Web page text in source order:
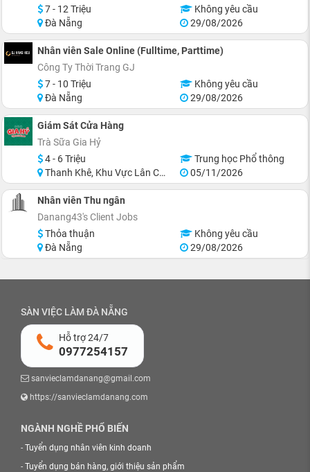
7 - 12 Triệu
Không yêu cầu
Đà Nẵng
29/08/2026
Nhân viên Sale Online (Fulltime, Parttime)
Công Ty Thời Trang GJ
7 - 10 Triệu
Không yêu cầu
Đà Nẵng
29/08/2026
Giám Sát Cửa Hàng
Trà Sữa Gia Hỷ
4 - 6 Triệu
Trung học Phổ thông
Thanh Khê, Khu Vực Lân Cận Đà Nẵng
05/11/2026
Nhân viên Thu ngân
Danang43's Client Jobs
Thỏa thuận
Không yêu cầu
Đà Nẵng
29/08/2026
SÀN VIỆC LÀM ĐÀ NẴNG
Hỗ trợ 24/7
0977254157
sanvieclamdanang@gmail.com
https://sanvieclamdanang.com
NGÀNH NGHỀ PHỔ BIẾN
- Tuyển dụng nhân viên kinh doanh
- Tuyển dụng bán hàng, giới thiệu sản phẩm